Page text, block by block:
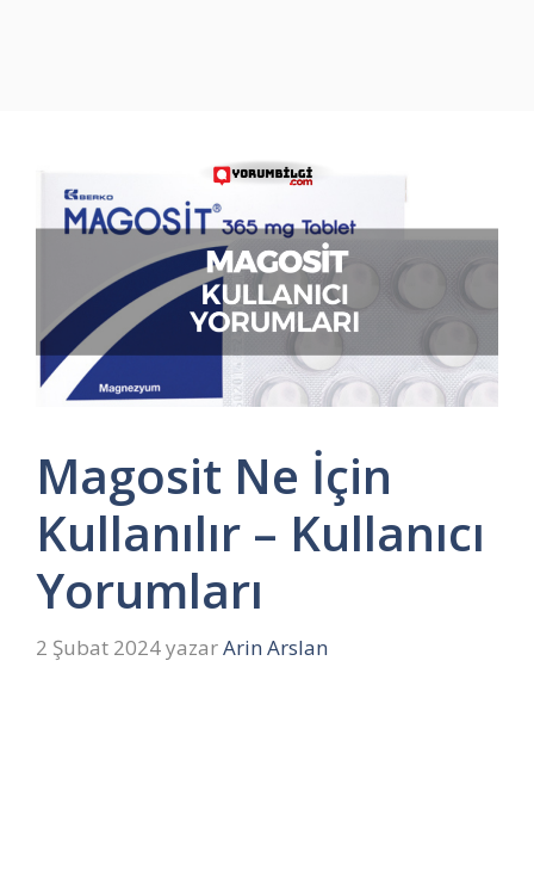
Magosit Ne İçin
Kullanılır – Kullanıcı
Yorumları
2 Şubat 2024yazarArin Arslan